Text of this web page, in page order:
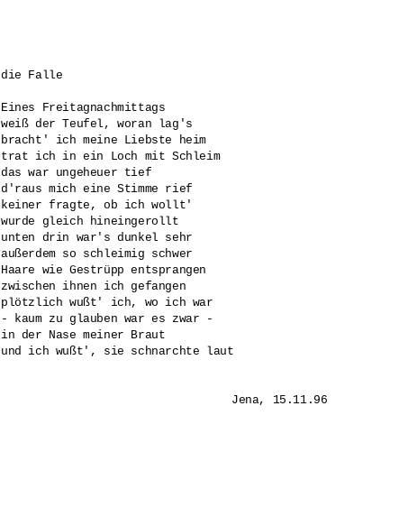
die Falle
Eines Freitagnachmittags
weiß der Teufel, woran lag's
bracht' ich meine Liebste heim
trat ich in ein Loch mit Schleim
das war ungeheuer tief
d'raus mich eine Stimme rief
keiner fragte, ob ich wollt'
wurde gleich hineingerollt
unten drin war's dunkel sehr
außerdem so schleimig schwer
Haare wie Gestrüpp entsprangen
zwischen ihnen ich gefangen
plötzlich wußt' ich, wo ich war
- kaum zu glauben war es zwar -
in der Nase meiner Braut
und ich wußt', sie schnarchte laut